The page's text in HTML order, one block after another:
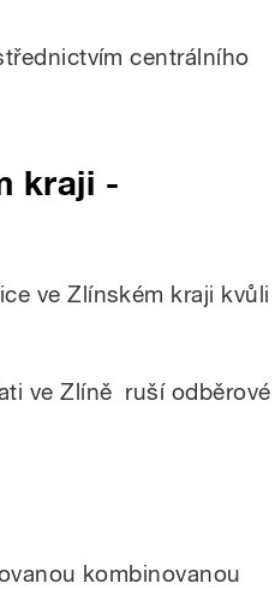
centrálního
kraji -
ve Zlínském kraji kvůli
ve Zlíně ruší odběrové
kombinovanou